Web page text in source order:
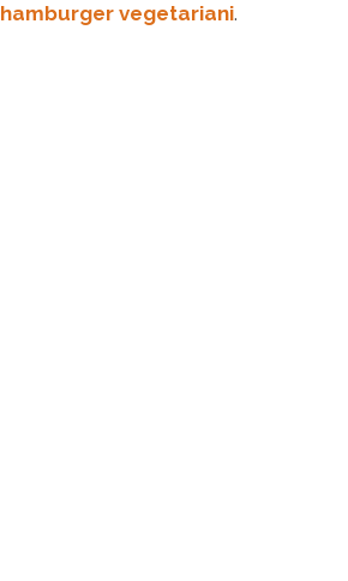
hamburger vegetariani.